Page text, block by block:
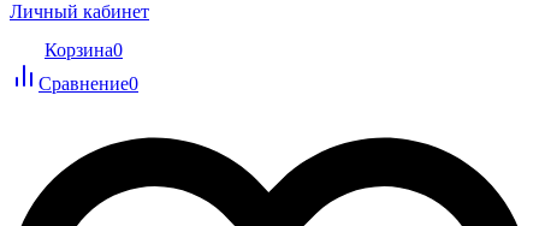
Личный кабинет
Корзина0
Сравнение0